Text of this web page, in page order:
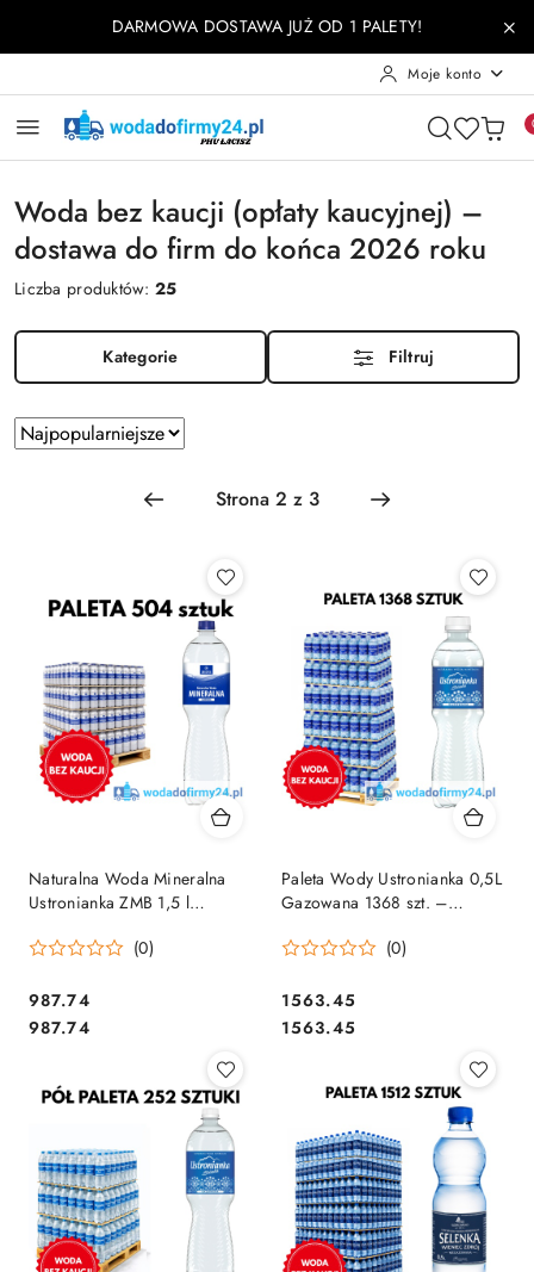
Przejdź do treści głównej
Przejdź do wyszukiwarki
Przejdź do moje konto
Przejdź do menu głównego
Przejdź do stopki
DARMOWA DOSTAWA JUŻ OD 1 PALETY!
Moje konto
Woda bez kaucji (opłaty kaucyjnej) –
dostawa do firm do końca 2026 roku
Liczba produktów:25
Kategorie Filtruj
Zastosowano
sortowanie:
Najpopularniejsze.
Sortuj
według
Naturalna Woda Mineralna
Ustronianka ZMB 1,5 l
Bez Kaucji
(0)
Cena:
987.74
Cena:
987.74
Paleta Wody Ustronianka 0,5L
Gazowana 1368 szt. –
(0)
Cena:
1563.45
Cena:
1563.45